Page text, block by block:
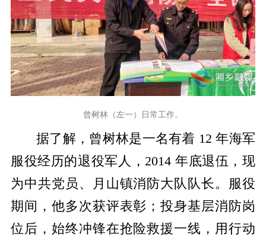
曾树林（左一）日常工作。
据了解，曾树林是一名有着 12 年海军
服役经历的退役军人，2014 年底退伍，现
为中共党员、月山镇消防大队队长。服役
期间，他多次获评表彰；投身基层消防岗
位后，始终冲锋在抢险救援一线，用行动